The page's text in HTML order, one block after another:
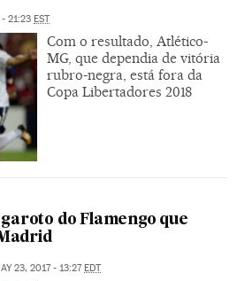
- 21:23 EST
Com o resultado, Atlético-
MG, que dependia de vitória
rubro-negra, está fora da
Copa Libertadores 2018
do Flamengo que
23, 2017 - 13:27 EDT